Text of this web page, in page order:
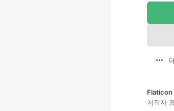
Flaticon
저작자